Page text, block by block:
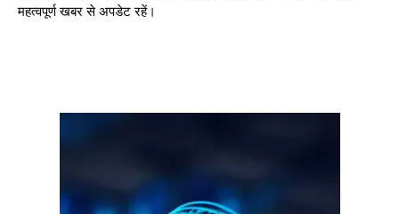
महत्वपूर्ण खबर से अपडेट रहें।